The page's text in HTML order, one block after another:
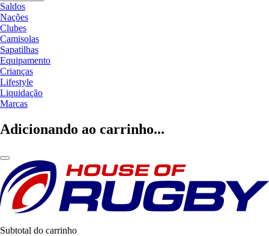
Saldos
Nações
Clubes
Camisolas
Sapatilhas
Equipamento
Crianças
Lifestyle
Liquidação
Marcas
Adicionando ao carrinho...
Subtotal do carrinho